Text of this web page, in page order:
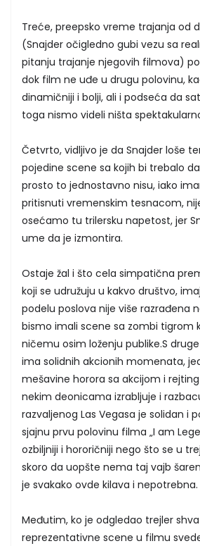
Treće, preepsko vreme trajanja od
(Snajder očigledno gubi vezu sa
pitanju trajanje njegovih filmova)
dok film ne uđe u drugu polovinu,
dinamičniji i bolji, ali i podseća da
toga nismo videli ništa
Četvrto, vidljivo je da Snajder loše
pojedine scene sa kojih bi trebalo
prosto to jednostavno nisu, iako
pritisnuti vremenskim tesnacom,
osećamo tu trilersku napetost, jer
ume da je izmontira.
Ostaje žal i što cela simpatična
koji se udružuju u kakvo društvo,
podelu poslova nije više razrađena
bismo imali scene sa zombi tigrom
ničemu osim loženju publike.S
ima solidnih akcionih momenata,
mešavine horora sa akcijom i
nekim deonicama izrabljuje i
razvaljenog Las Vegasa je solidan i
sjajnu prvu polovinu filma „I am
ozbiljniji i hororičniji nego što se u
skoro da uopšte nema taj vajb
je svakako ovde kilava i nepotrebna.
Međutim, ko je odgledao trejler
reprezentativne scene u filmu